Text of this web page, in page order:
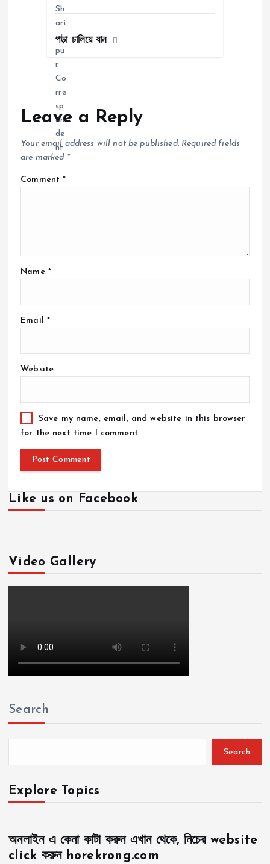
পড়া চালিয়ে যান
Leave a Reply
Your email address will not be published. Required fields
are marked *
Comment*
Name *
Email *
Website
Save my name, email, and website in this browser
for the next time I comment.
Like us on Facebook
Video Gallery
Search
Search
Explore Topics
অনলাইন এ কেনা কাটা করুন এখান থেকে, নিচের website
click করুন horekrong.com